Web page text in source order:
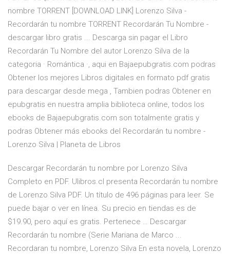
nombre TORRENT [DOWNLOAD LINK] Lorenzo Silva -
Recordarán tu nombre TORRENT Recordarán Tu Nombre -
descargar libro gratis ... Descarga sin pagar el Libro
Recordarán Tu Nombre del autor Lorenzo Silva de la
categoria · Romántica ·, aqui en Bajaepubgratis.com podras
Obtener los mejores Libros digitales en formato pdf gratis
para descargar desde mega , Tambien podras Obtener en
epubgratis en nuestra amplia biblioteca online, todos los
ebooks de Bajaepubgratis.com son totalmente gratis y
podras Obtener más ebooks del Recordarán tu nombre -
Lorenzo Silva | Planeta de Libros
Descargar Recordarán tu nombre por Lorenzo Silva
Completo en PDF. Ulibros.cl presenta Recordarán tu nombre
de Lorenzo Silva PDF. Un título de 496 páginas para leer. Se
puede bajar o ver en línea. Su precio en tiendas es de
$19.90, pero aquí es gratis. Pertenece … Descargar
Recordarán tu nombre (Serie Mariana de Marco ...
Recordaran tu nombre, Lorenzo Silva En esta novela, Lorenzo